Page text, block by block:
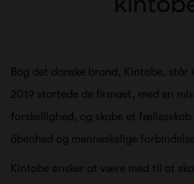
Bag det danske brand, Kintobe, står
2019 startede de firmaet, med en
forskellighed, og skabe et fællesskab
åbenhed og menneskelige
Kintobe ønsker at være med til at